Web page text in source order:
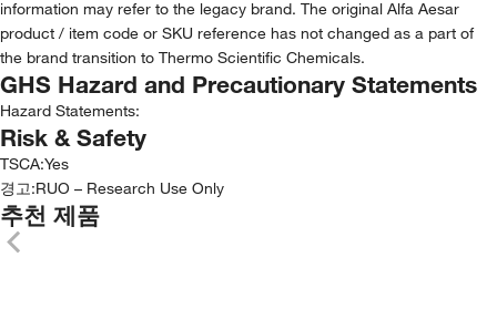
information may refer to the legacy brand. The original Alfa Aesar
product / item code or SKU reference has not changed as a part of
the brand transition to Thermo Scientific Chemicals.
GHS Hazard and Precautionary Statements
Hazard Statements:
Risk & Safety
TSCA:Yes
경고:RUO – Research Use Only
추천 제품